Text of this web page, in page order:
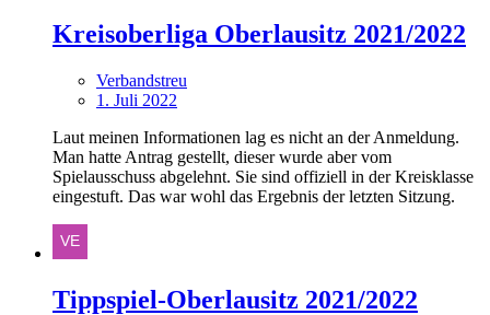
Kreisoberliga Oberlausitz 2021/2022
Verbandstreu
1. Juli 2022
Laut meinen Informationen lag es nicht an der Anmeldung.
Man hatte Antrag gestellt, dieser wurde aber vom
Spielausschuss abgelehnt. Sie sind offiziell in der Kreisklasse
eingestuft. Das war wohl das Ergebnis der letzten Sitzung.
Tippspiel-Oberlausitz 2021/2022